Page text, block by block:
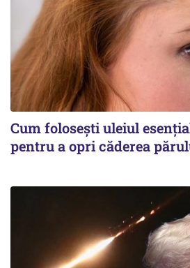
Cum folosești uleiul
pentru a opri căderea